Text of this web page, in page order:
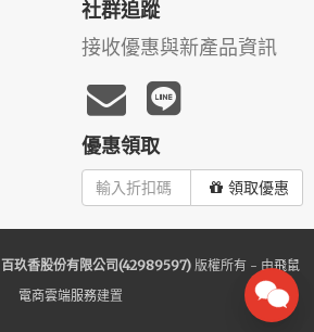
社群追蹤
接收優惠與新產品資訊
優惠領取
領取優惠
百玖香股份有限公司(42989597) 版權所有 - 由飛鼠
電商雲端服務建置